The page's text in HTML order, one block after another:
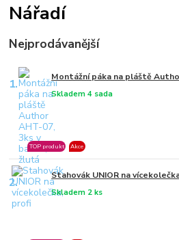
Nářadí
Nejprodávanější
1. Montážní páka na pláště
Skladem 4 sada
TOP produkt Akce
2. Stahovák UNIOR na
Skladem 2 ks